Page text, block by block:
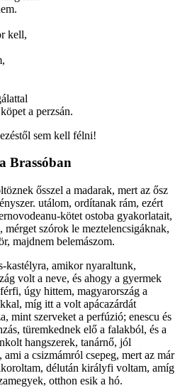
kell,
a perzsán.
sem kell félni!
Brassóban
ősszel a madarak, mert az ősz
utálom, ordítanak rám, ezért
kötet ostoba gyakorlatait,
szórok le meztelencsigáknak,
majdnem belemászom.
kastélyra, amikor nyaraltunk,
volt a neve, és ahogy a gyermek
úgy hittem, magyarország a
míg itt a volt apácazárdát
mint szerveket a perfúzió; enescu és
türemkednek elő a falakból, és a
hangszerek, tanárnő, jól
a csizmámról csepeg, mert az már
délután királyfi voltam, amíg
otthon esik a hó.